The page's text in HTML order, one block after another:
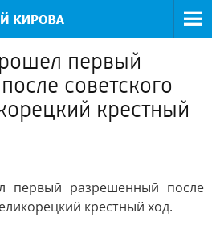
первый
советского
крестный
первый разрешенный после
крестный ход.